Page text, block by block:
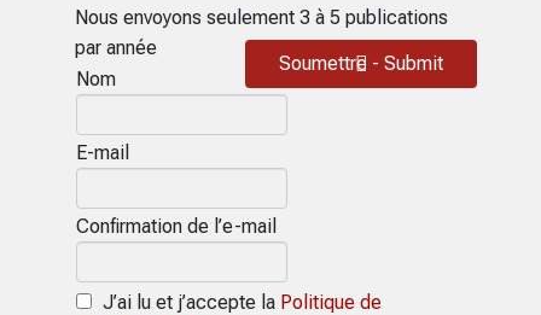
Nous envoyons seulement 3 à 5 publications
par année
Nom
E-mail
Confirmation de l’e-mail
J’ai lu et j’accepte la Politique de
Soumettre - Submit